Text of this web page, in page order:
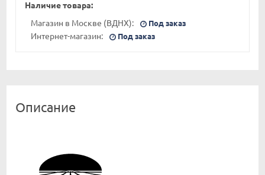
Наличие товара:
Магазин в Москве (ВДНХ):
Под заказ
Интернет-магазин: Под заказ
Описание